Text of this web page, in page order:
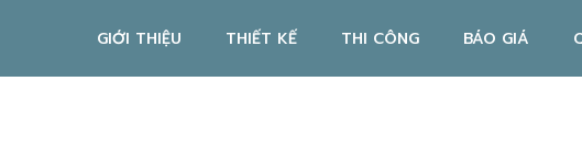
GIỚI THIỆU THIẾT KẾ THI CÔNG BÁO GIÁ